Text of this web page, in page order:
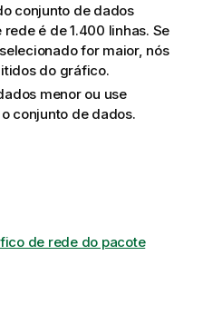
conjunto de dados
é de 1.400 linhas. Se
for maior, nós
do gráfico.
menor ou use
conjunto de dados.
de rede do pacote